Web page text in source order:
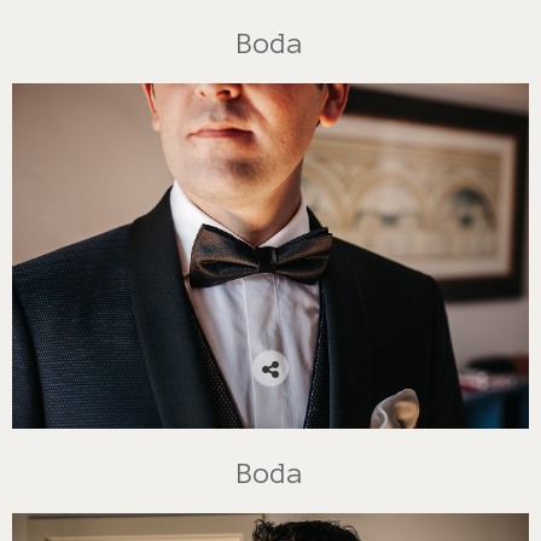
Boda
Boda